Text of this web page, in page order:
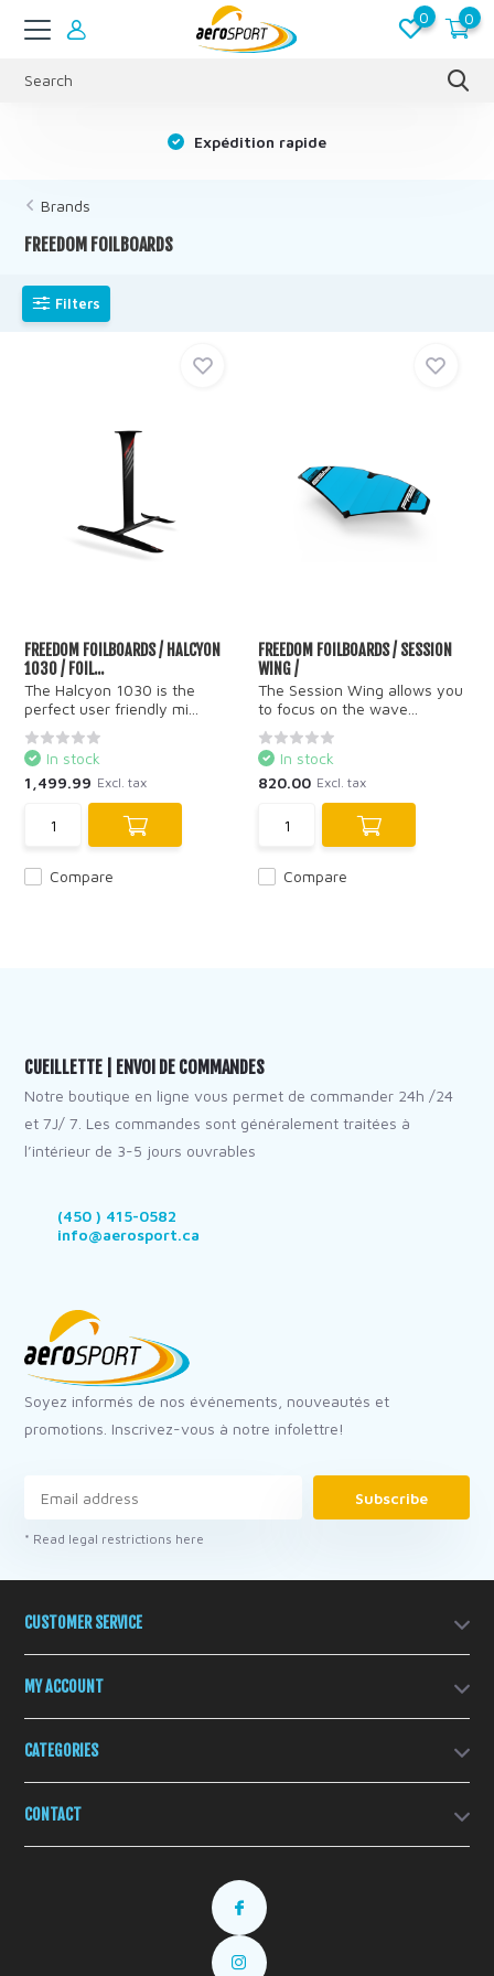
0 0
Expédition rapide
Brands
FREEDOM FOILBOARDS
Filters
FREEDOM FOILBOARDS / HALCYON
1030 / FOIL...
The Halcyon 1030 is the
perfect user friendly mi...
Compare
In stock
1,499.99 Excl. tax
FREEDOM FOILBOARDS / SESSION
WING /
The Session Wing allows you
to focus on the wave...
Compare
In stock
820.00 Excl. tax
CUEILLETTE | ENVOI DE COMMANDES
Notre boutique en ligne vous permet de commander 24h /24
et 7J/ 7. Les commandes sont généralement traitées à
l’intérieur de 3-5 jours ouvrables
(450 ) 415-0582
info@aerosport.ca
Soyez informés de nos événements, nouveautés et
promotions. Inscrivez-vous à notre infolettre!
Subscribe
* Read legal restrictions here
CUSTOMER SERVICE
MY ACCOUNT
CATEGORIES
CONTACT